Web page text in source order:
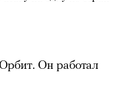
Он работал